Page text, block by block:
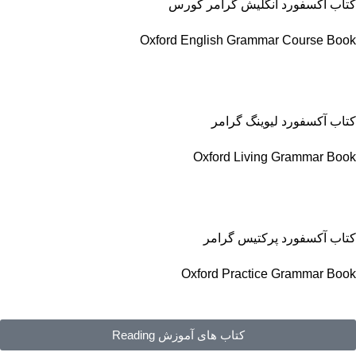
کتاب آکسفورد انگلیش گرامر کورس
Oxford English Grammar Course Book
کتاب آکسفورد لیوینگ گرامر
Oxford Living Grammar Book
کتاب آکسفورد پرکتیس گرامر
Oxford Practice Grammar Book
کتاب های آموزش Reading